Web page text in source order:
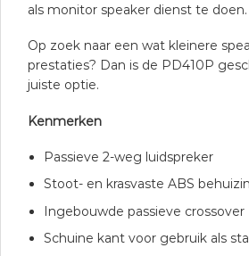
als monitor speaker dienst te doen.
Op zoek naar een wat kleinere
prestaties? Dan is de PD410P
juiste optie.
Kenmerken
Passieve 2-weg luidspreker
Stoot- en krasvaste ABS
Ingebouwde passieve crossover
Schuine kant voor gebruik als